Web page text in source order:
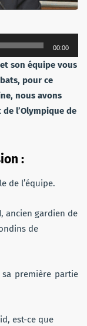
00:00
son équipe vous
pour ce
nous avons
l’Olympique de
:
de l’équipe.
, ancien gardien de
de
première partie
est-ce que